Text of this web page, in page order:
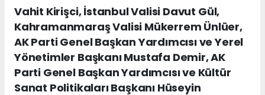
Vahit Kirişci, İstanbul Valisi Davut Gül,
Kahramanmaraş Valisi Mükerrem Ünlüer,
AK Parti Genel Başkan Yardımcısı ve Yerel
Yönetimler Başkanı Mustafa Demir, AK
Parti Genel Başkan Yardımcısı ve Kültür
Sanat Politikaları Başkanı Hüseyin